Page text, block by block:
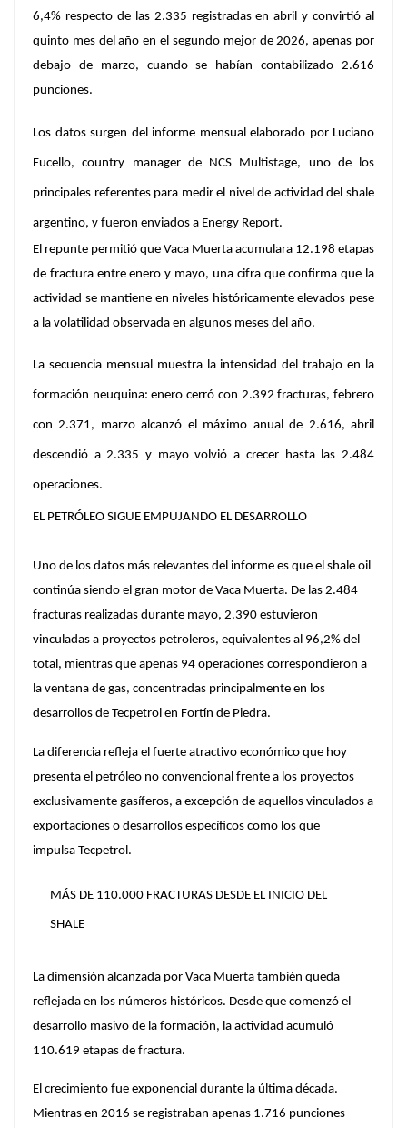
6,4% respecto de las 2.335 registradas en abril y convirtió al
quinto mes del año en el segundo mejor de 2026, apenas por
debajo de marzo, cuando se habían contabilizado 2.616
punciones.
Los datos surgen del informe mensual elaborado por Luciano
Fucello, country manager de NCS Multistage, uno de los
principales referentes para medir el nivel de actividad del shale
argentino, y fueron enviados a Energy Report.
El repunte permitió que Vaca Muerta acumulara 12.198 etapas
de fractura entre enero y mayo, una cifra que confirma que la
actividad se mantiene en niveles históricamente elevados pese
a la volatilidad observada en algunos meses del año.
La secuencia mensual muestra la intensidad del trabajo en la
formación neuquina: enero cerró con 2.392 fracturas, febrero
con 2.371, marzo alcanzó el máximo anual de 2.616, abril
descendió a 2.335 y mayo volvió a crecer hasta las 2.484
operaciones.
EL PETRÓLEO SIGUE EMPUJANDO EL DESARROLLO
Uno de los datos más relevantes del informe es que el shale oil
continúa siendo el gran motor de Vaca Muerta. De las 2.484
fracturas realizadas durante mayo, 2.390 estuvieron
vinculadas a proyectos petroleros, equivalentes al 96,2% del
total, mientras que apenas 94 operaciones correspondieron a
la ventana de gas, concentradas principalmente en los
desarrollos de Tecpetrol en Fortín de Piedra.
La diferencia refleja el fuerte atractivo económico que hoy
presenta el petróleo no convencional frente a los proyectos
exclusivamente gasíferos, a excepción de aquellos vinculados a
exportaciones o desarrollos específicos como los que
impulsa Tecpetrol.
MÁS DE 110.000 FRACTURAS DESDE EL INICIO DEL
SHALE
La dimensión alcanzada por Vaca Muerta también queda
reflejada en los números históricos. Desde que comenzó el
desarrollo masivo de la formación, la actividad acumuló
110.619 etapas de fractura.
El crecimiento fue exponencial durante la última década.
Mientras en 2016 se registraban apenas 1.716 punciones